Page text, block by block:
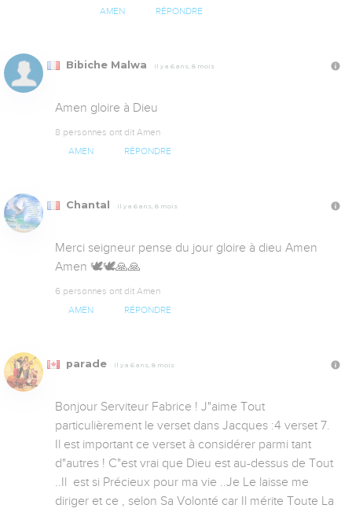
AMEN RÉPONDRE
Bibiche Malwa Il y a 6 ans, 8 mois
Amen gloire à Dieu
8 personnes ont dit Amen
AMEN RÉPONDRE
Chantal Il y a 6 ans, 8 mois
Merci seigneur pense du jour gloire à dieu Amen
Amen 🕊🕊🙏🙏
6 personnes ont dit Amen
AMEN RÉPONDRE
parade Il y a 6 ans, 8 mois
Bonjour Serviteur Fabrice ! J"aime Tout
particulièrement le verset dans Jacques :4 verset 7.
Il est important ce verset à considérer parmi tant
d"autres ! C"est vrai que Dieu est au-dessus de Tout
..Il  est si Précieux pour ma vie ..Je Le laisse me
diriger et ce , selon Sa Volonté car Il mérite Toute La